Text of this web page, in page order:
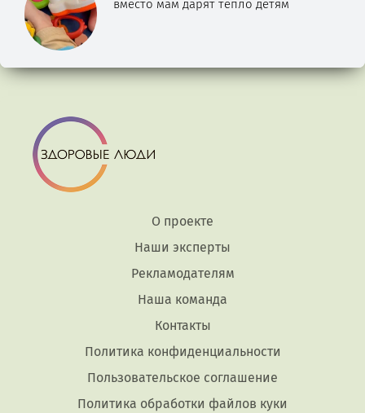
вместо мам дарят тепло детям
О проекте
Наши эксперты
Рекламодателям
Наша команда
Контакты
Политика конфиденциальности
Пользовательское соглашение
Политика обработки файлов куки